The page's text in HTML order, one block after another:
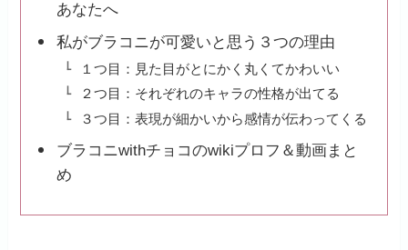
あなたへ
私がブラコニが可愛いと思う３つの理由
１つ目：見た目がとにかく丸くてかわいい
２つ目：それぞれのキャラの性格が出てる
３つ目：表現が細かいから感情が伝わってくる
ブラコニwithチョコのwikiプロフ＆動画まと
め